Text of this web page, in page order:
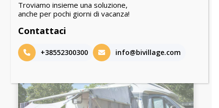
Troviamo insieme una soluzione,
anche per pochi giorni di vacanza!
Contattaci
+38552300300 info@bivillage.com